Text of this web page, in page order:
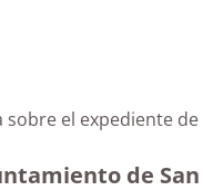
el expediente
de